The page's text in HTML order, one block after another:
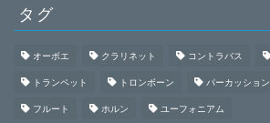
タグ
オーボエ クラリネット コントラバス
トランペット トロンボーン パーカッション
フルート ホルン ユーフォニアム